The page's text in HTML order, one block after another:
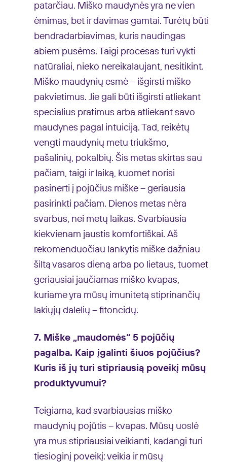
patarčiau. Miško maudynės yra ne vien
ėmimas, bet ir davimas gamtai. Turėtų būti
bendradarbiavimas, kuris naudingas
abiem pusėms. Taigi procesas turi vykti
natūraliai, nieko nereikalaujant, nesitikint.
Miško maudynių esmė – išgirsti miško
pakvietimus. Jie gali būti išgirsti atliekant
specialius pratimus arba atliekant savo
maudynes pagal intuiciją. Tad, reikėtų
vengti maudynių metu triukšmo,
pašalinių, pokalbių. Šis metas skirtas sau
pačiam, taigi ir laiką, kuomet norisi
pasinerti į pojūčius miške – geriausia
pasirinkti pačiam. Dienos metas nėra
svarbus, nei metų laikas. Svarbiausia
kiekvienam jaustis komfortiškai. Aš
rekomenduočiau lankytis miške dažniau
šiltą vasaros dieną arba po lietaus, tuomet
geriausiai jaučiamas miško kvapas,
kuriame yra mūsų imunitetą stiprinančių
lakiųjų dalelių – fitoncidų.
7. Miške „maudomės“ 5 pojūčių
pagalba. Kaip įgalinti šiuos pojūčius?
Kuris iš jų turi stipriausią poveikį mūsų
produktyvumui?
Teigiama, kad svarbiausias miško
maudynių pojūtis – kvapas. Mūsų uoslė
yra mus stipriausiai veikianti, kadangi turi
tiesioginį poveikį: veikia ir mūsų